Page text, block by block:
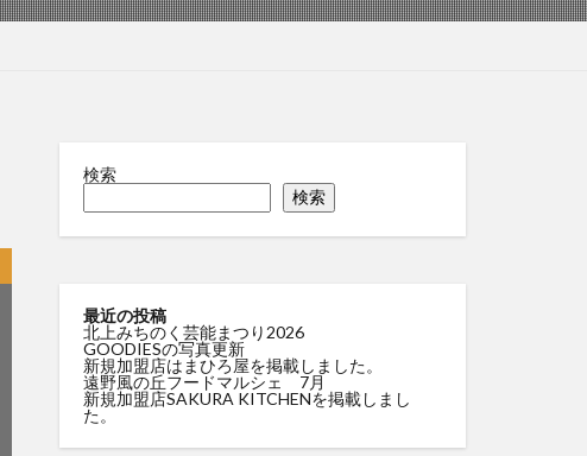
検索
検索
最近の投稿
北上みちのく芸能まつり2026
GOODIESの写真更新
新規加盟店はまひろ屋を掲載しました。
遠野風の丘フードマルシェ 7月
新規加盟店SAKURA KITCHENを掲載しまし
た。